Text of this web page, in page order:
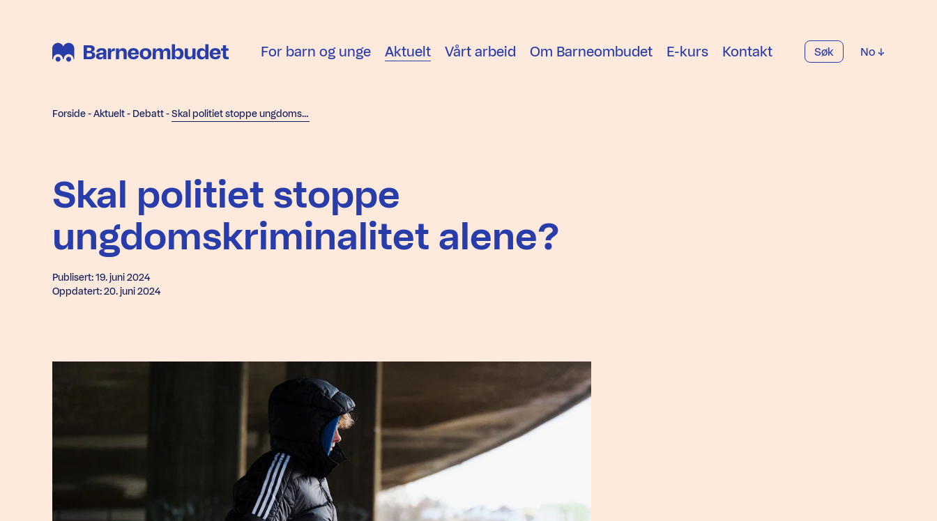
For barn og unge Aktuelt Vårt arbeid Om Barneombudet E-kurs Kontakt Søk No
Forside-Aktuelt- Debatt- Skal politiet stoppe ungdomskriminalitet alene?
Skal politiet stoppe
ungdomskriminalitet alene?
Publisert: 19. juni 2024
Oppdatert: 20. juni 2024